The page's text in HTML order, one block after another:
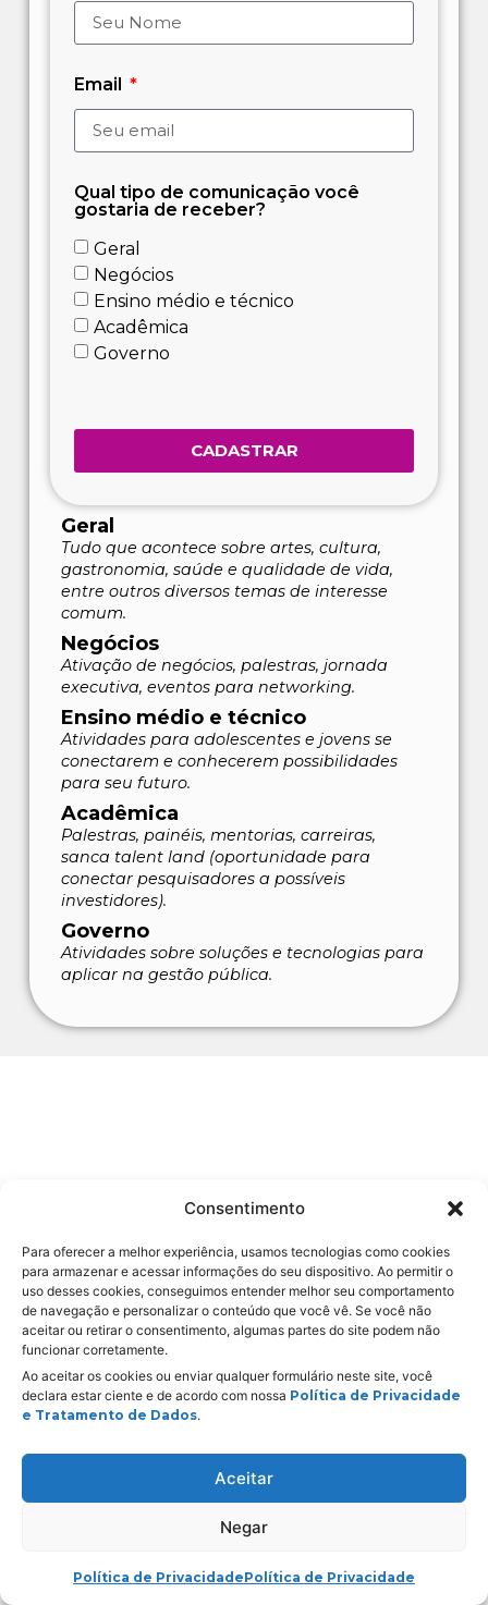
Consentimento
Para oferecer a melhor experiência, usamos tecnologias como cookies
para armazenar e acessar informações do seu dispositivo. Ao permitir o
uso desses cookies, conseguimos entender melhor seu comportamento
de navegação e personalizar o conteúdo que você vê. Se você não
aceitar ou retirar o consentimento, algumas partes do site podem não
funcionar corretamente.
Ao aceitar os cookies ou enviar qualquer formulário neste site, você
declara estar ciente e de acordo com nossa Política de Privacidade
e Tratamento de Dados.
Aceitar
Negar
Política de PrivacidadePolítica de Privacidade
Geral
Tudo que acontece sobre artes, cultura,
gastronomia, saúde e qualidade de vida,
entre outros diversos temas de interesse
comum.
Negócios
Ativação de negócios, palestras, jornada
executiva, eventos para networking.
Ensino médio e técnico
Atividades para adolescentes e jovens se
conectarem e conhecerem possibilidades
para seu futuro.
Acadêmica
Palestras, painéis, mentorias, carreiras,
sanca talent land (oportunidade para
conectar pesquisadores a possíveis
investidores).
Governo
Atividades sobre soluções e tecnologias para
aplicar na gestão pública.
Email
Qual tipo de comunicação você
gostaria de receber?
Geral
Negócios
Ensino médio e técnico
Acadêmica
Governo
CADASTRAR
Realização: